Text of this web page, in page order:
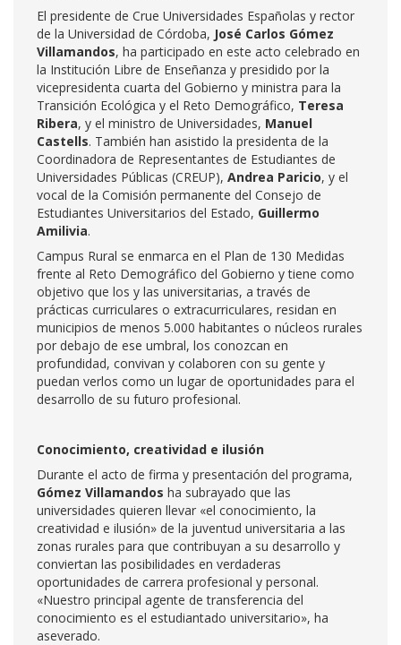
El presidente de Crue Universidades Españolas y rector
de la Universidad de Córdoba, José Carlos Gómez
Villamandos, ha participado en este acto celebrado en
la Institución Libre de Enseñanza y presidido por la
vicepresidenta cuarta del Gobierno y ministra para la
Transición Ecológica y el Reto Demográfico, Teresa
Ribera, y el ministro de Universidades, Manuel
Castells. También han asistido la presidenta de la
Coordinadora de Representantes de Estudiantes de
Universidades Públicas (CREUP), Andrea Paricio, y el
vocal de la Comisión permanente del Consejo de
Estudiantes Universitarios del Estado, Guillermo
Amilivia.
Campus Rural se enmarca en el Plan de 130 Medidas
frente al Reto Demográfico del Gobierno y tiene como
objetivo que los y las universitarias, a través de
prácticas curriculares o extracurriculares, residan en
municipios de menos 5.000 habitantes o núcleos rurales
por debajo de ese umbral, los conozcan en
profundidad, convivan y colaboren con su gente y
puedan verlos como un lugar de oportunidades para el
desarrollo de su futuro profesional.
Conocimiento, creatividad e ilusión
Durante el acto de firma y presentación del programa,
Gómez Villamandos ha subrayado que las
universidades quieren llevar «el conocimiento, la
creatividad e ilusión» de la juventud universitaria a las
zonas rurales para que contribuyan a su desarrollo y
conviertan las posibilidades en verdaderas
oportunidades de carrera profesional y personal.
«Nuestro principal agente de transferencia del
conocimiento es el estudiantado universitario», ha
aseverado.